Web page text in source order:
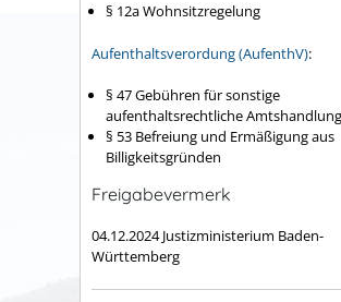
§ 12a Wohnsitzregelung
Aufenthaltsverordung (AufenthV):
§ 47 Gebühren für sonstige
aufenthaltsrechtliche
§ 53 Befreiung und Ermäßigung aus
Billigkeitsgründen
Freigabevermerk
04.12.2024 Justizministerium Baden-
Württemberg